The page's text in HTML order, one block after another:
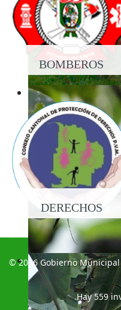
BOMBEROS
DERECHOS
© 2026 Gobierno
Hay 559